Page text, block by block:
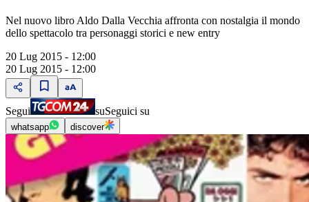
Nel nuovo libro Aldo Dalla Vecchia affronta con nostalgia il mondo
dello spettacolo tra personaggi storici e new entry
20 Lug 2015 - 12:00
20 Lug 2015 - 12:00
Segui suSeguici su
whatsapp discover